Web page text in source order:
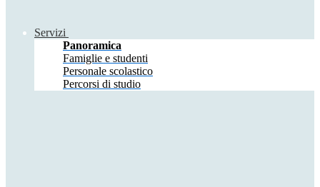
Servizi
Panoramica
Famiglie e studenti
Personale scolastico
Percorsi di studio